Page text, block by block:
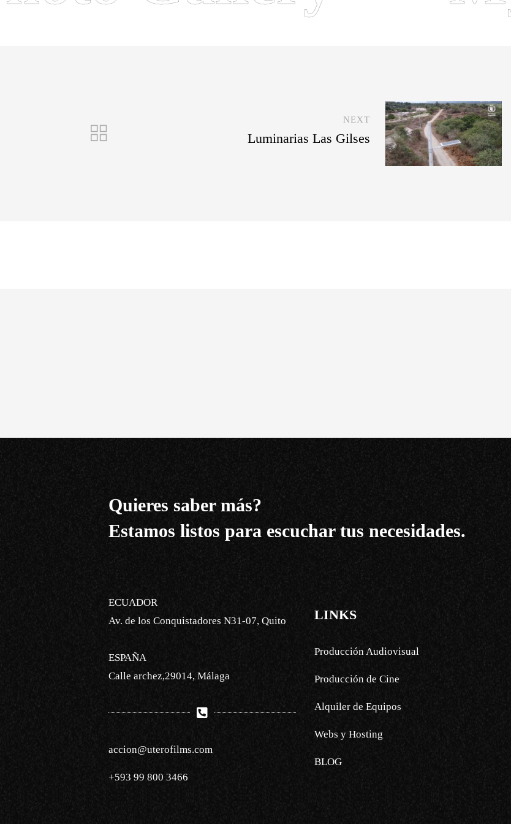
NEXT
Luminarias Las Gilses
Quieres saber más?
Estamos listos para escuchar tus necesidades.
ECUADOR
Av. de los Conquistadores N31-07, Quito
ESPAÑA
Calle archez,29014, Málaga
accion@uterofilms.com
+593 99 800 3466
LINKS
Producción Audiovisual
Producción de Cine
Alquiler de Equipos
Webs y Hosting
BLOG